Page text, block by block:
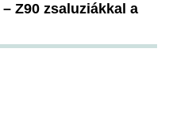
Z90 zsaluziákkal a